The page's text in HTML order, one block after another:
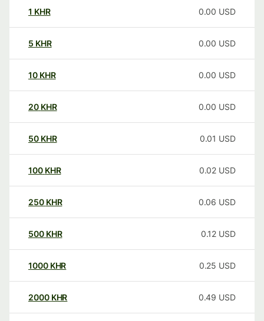
1 KHR 0.00 USD
5 KHR 0.00 USD
10 KHR 0.00 USD
20 KHR 0.00 USD
50 KHR 0.01 USD
100 KHR 0.02 USD
250 KHR 0.06 USD
500 KHR 0.12 USD
1000 KHR 0.25 USD
2000 KHR 0.49 USD